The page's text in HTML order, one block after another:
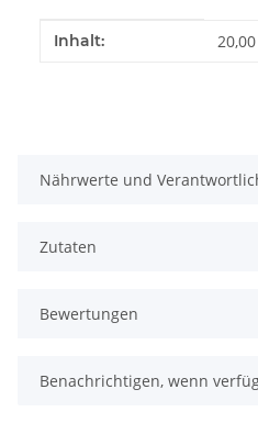
Produkteigenschaft
Wert
Inhalt:
Nährwerte und
Zutaten
Bewertungen
Benachrichtigen, wenn